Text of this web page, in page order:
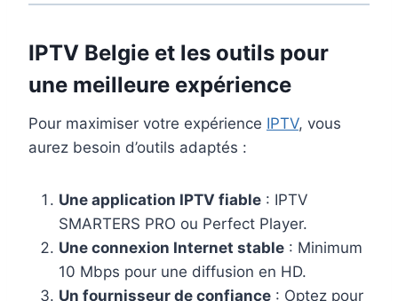
IPTV Belgie et les outils pour
une meilleure expérience
Pour maximiser votre expérience IPTV, vous
aurez besoin d’outils adaptés :
Une application IPTV fiable : IPTV
SMARTERS PRO ou Perfect Player.
Une connexion Internet stable : Minimum
10 Mbps pour une diffusion en HD.
Un fournisseur de confiance : Optez pour